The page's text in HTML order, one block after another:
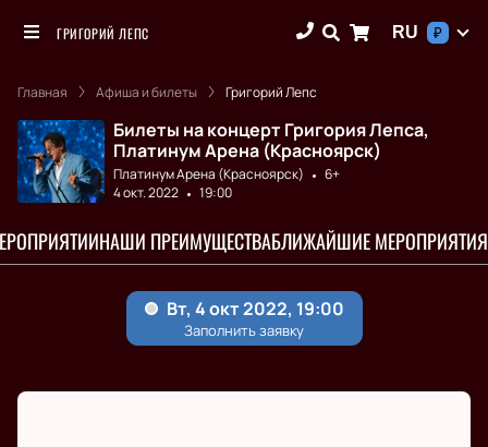
ГРИГОРИЙ ЛЕПС RU ₽
Главная Афиша и билеты Григорий Лепс
Билеты на концерт Григория Лепса,
Платинум Арена (Красноярск)
Платинум Арена (Красноярск)
6+
4 окт. 2022
19:00
НАШИ ПРЕИМУЩЕСТВАБЛИЖАЙШИЕ МЕРОПРИЯТИЯ